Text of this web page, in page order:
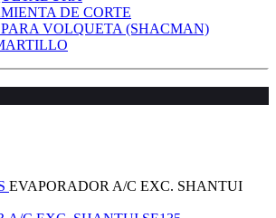
DE CORTE
PARA VOLQUETA (SHACMAN)
EVAPORADOR A/C EXC. SHANTUI